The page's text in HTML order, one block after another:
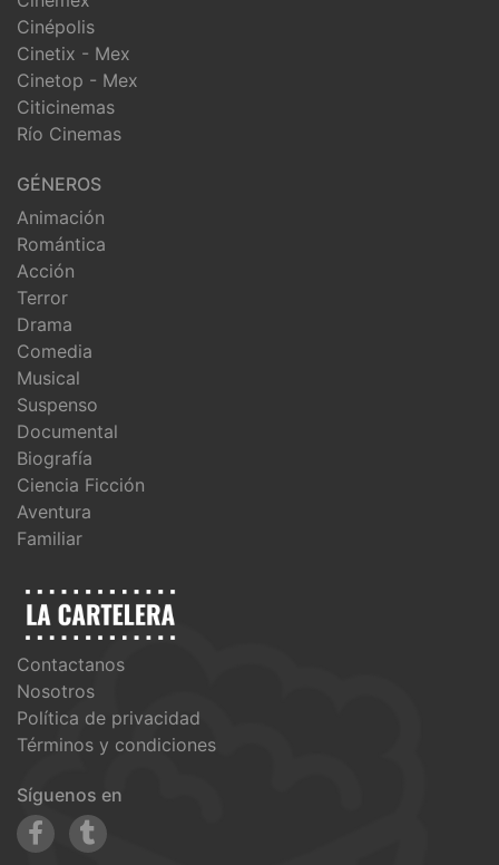
Cinépolis
Cinetix - Mex
Cinetop - Mex
Citicinemas
Río Cinemas
GÉNEROS
Animación
Romántica
Acción
Terror
Drama
Comedia
Musical
Suspenso
Documental
Biografía
Ciencia Ficción
Aventura
Familiar
Contactanos
Nosotros
Política de privacidad
Términos y condiciones
Síguenos en